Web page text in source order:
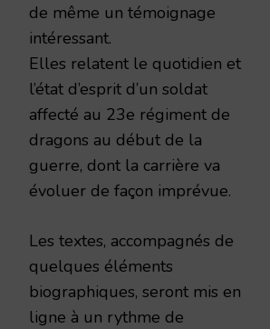
de même un témoignage
intéressant.
Elles relatent le quotidien et
l’état d’esprit d’un soldat
affecté au 23e régiment de
dragons au début de la
guerre, dont la carrière va
évoluer de façon imprévue.
Les textes, accompagnés de
quelques éléments
biographiques, seront mis en
ligne à un rythme de